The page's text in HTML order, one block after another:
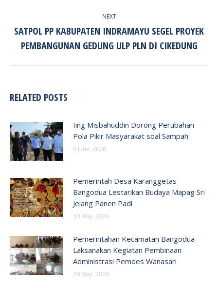
NEXT
Next
post:
SATPOL PP KABUPATEN INDRAMAYU SEGEL PROYEK
PEMBANGUNAN GEDUNG ULP PLN DI CIKEDUNG
RELATED POSTS
Iing Misbahuddin Dorong Perubahan
Pola Pikir Masyarakat soal Sampah
9 June, 2026
Pemerintah Desa Karanggetas
Bangodua Lestarikan Budaya Mapag Sri
Jelang Panen Padi
30 May, 2026
Pemerintahan Kecamatan Bangodua
Laksanakan Kegiatan Pembinaan
Administrasi Pemdes Wanasari
29 May, 2026